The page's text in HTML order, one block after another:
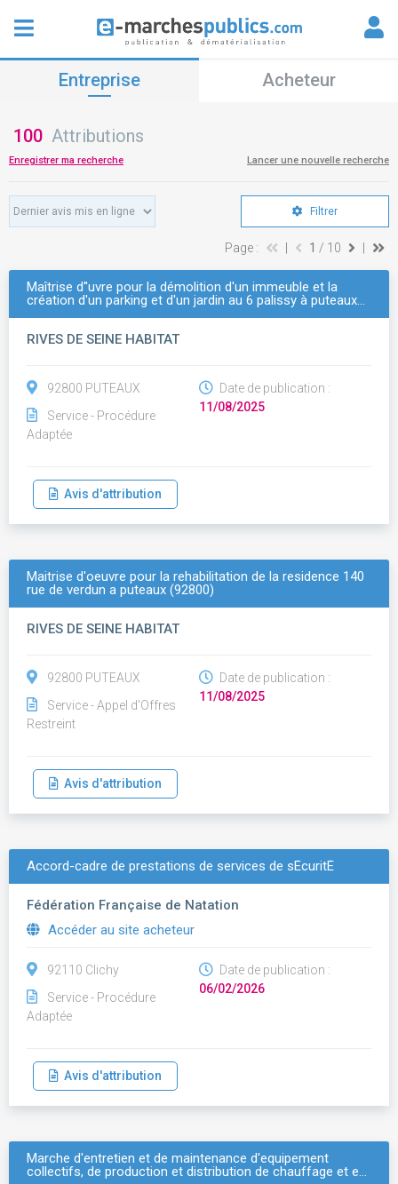
Entreprise Acheteur
100 Attributions
Enregistrer ma recherche Lancer une nouvelle recherche
Filtrer
Page : 1 / 10
Maîtrise d''uvre pour la démolition d'un immeuble et la
création d'un parking et d'un jardin au 6 palissy à puteaux…
RIVES DE SEINE HABITAT
92800 PUTEAUX
Service - Procédure
Adaptée
Date de publication :
11/08/2025
Avis d'attribution
Maitrise d'oeuvre pour la rehabilitation de la residence 140
rue de verdun a puteaux (92800)
RIVES DE SEINE HABITAT
92800 PUTEAUX
Service - Appel d'Offres
Restreint
Date de publication :
11/08/2025
Avis d'attribution
Accord-cadre de prestations de services de sÉcuritÉ
Fédération Française de Natation
Accéder au site acheteur
92110 Clichy
Service - Procédure
Adaptée
Date de publication :
06/02/2026
Avis d'attribution
Marche d'entretien et de maintenance d'equipement
collectifs, de production et distribution de chauffage et e…